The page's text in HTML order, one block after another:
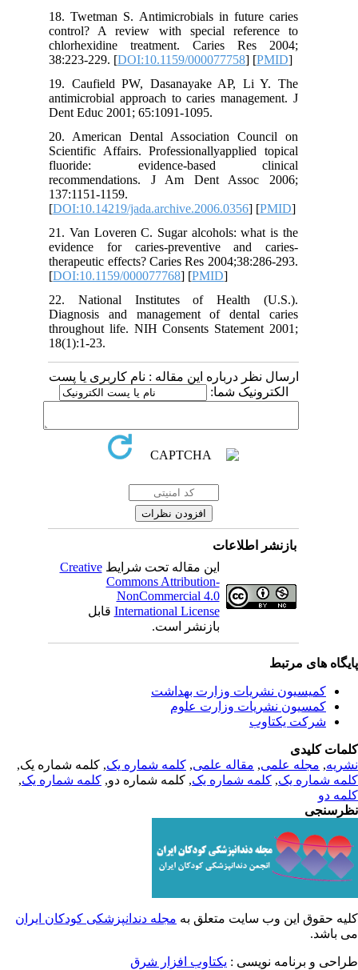
18. Twetman S. Antimicrobials in future caries
control? A review with special reference to
chlorhexidine treatment. Caries Res 2004;
38:223-229. [DOI:10.1159/000077758] [PMID
19. Caufield PW, Dasanayake AP, Li Y. The
antimicrobial approach to caries management. J
Dent Educ 2001; 65:1091-1095.
20. American Dental Association Council on
Scientific Affairs. Professionallyapplied topical
fluoride: evidence-based clinical
recommendations. J Am Dent Assoc 2006;
137:1151-1159.
[DOI:10.14219/jada.archive.2006.0356] [PMID
21. Van Loveren C. Sugar alcohols: what is the
evidence for caries-preventive and caries-
therapeutic effects? Caries Res 2004;38:286-293.
[DOI:10.1159/000077768] [PMID
22. National Institutes of Health (U.S.).
Diagnosis and management of dental caries
throughout life. NIH Consents Statement 2001;
18(1):1-23.
ارسال نظر درباره این مقاله : نام کاربری یا پست
الکترونیک شما:
بازنشر اطلاعات
این مقاله تحت شرایطCreative
Commons Attribution-
NonCommercial 4.0
International Licenseقابل
بازنشر است.
های مرتبط
کمیسیون نشریات وزارت بهداشت
کمسیون نشریات وزارت علوم
شرکت یکتاوب
کلیدی
,مجله علمی, مقاله علمی, کلمه شماره یک, کلمه شماره یک,
شماره یک,کلمه شماره یک, کلمه شماره دو,کلمه شماره یک,
دو
حقوق این وب سایت متعلق بهمجله دندانپزشکی کودکان ایران
باشد.
و برنامه نویسی : یکتاوب افزار شرق